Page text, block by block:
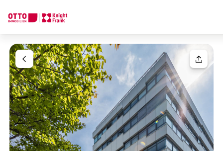
Ihre Anfrage
Ihre Nachricht
Wir finden Ihre
Traumimmobilie
Sagen Sie uns was Sie suchen und wir finden Ihre
Wie möchten Sie uns kontaktieren?
Online
Immobilie konfigurieren & finden lassen